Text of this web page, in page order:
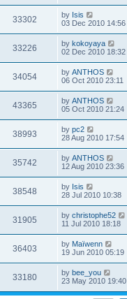
33302 by Isis
03 Dec 2010 14:56
33226 by kokoyaya
02 Dec 2010 18:32
34054 by ANTHOS
06 Oct 2010 23:11
43365 by ANTHOS
05 Oct 2010 21:24
38993 by pc2
28 Aug 2010 17:54
35742 by ANTHOS
12 Aug 2010 23:36
38548 by Isis
28 Jul 2010 10:38
31905 by christophe52
11 Jul 2010 18:18
36403 by Maïwenn
19 Jun 2010 05:19
33180 by bee_you
23 May 2010 19:40